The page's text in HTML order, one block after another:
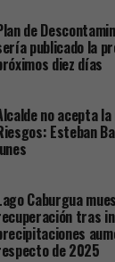
de
publicado la
diez días
no acepta
Esteban
Caburgua
tras
de 2025